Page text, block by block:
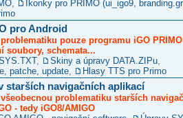
Ikonky pro PRIMO (ui_igo9,
pro Android
pouze programu iGO
soubory, schemata...
, Skiny a úpravy DATA.ZIPu
patche, update
Hlasy TTS pro Primo
starších navigačních aplikací
problematiku starších
- tedy iGO8/AMIGO